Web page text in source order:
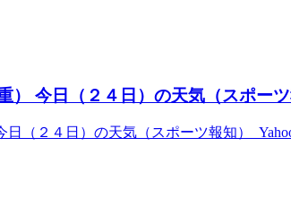
） 今日（２４日）の天気（スポー
（２４日）の天気（スポーツ報知）